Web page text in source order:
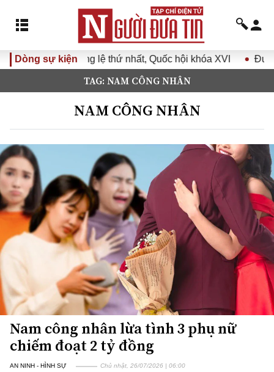
Dòng sự kiện
nhất, Quốc hội khóa XVI Đưa Nghị quyết Đại hội Đảng
TAG: NAM CÔNG NHÂN
NAM CÔNG NHÂN
Nam công nhân lừa tình 3 phụ nữ
chiếm đoạt 2 tỷ đồng
AN NINH - HÌNH SỰ Chủ nhật, 26/07/2026 | 06:00